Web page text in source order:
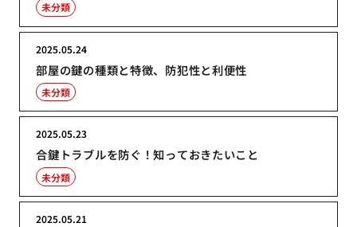
未分類
部屋の鍵の種類と特徴、防犯性と利便性
2025.05.24
未分類
合鍵トラブルを防ぐ！知っておきたいこと
2025.05.23
未分類
2025.05.21